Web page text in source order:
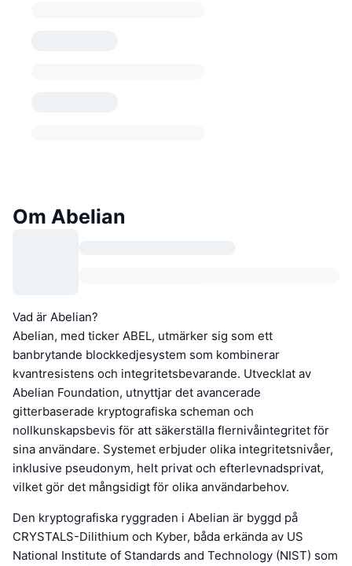
Om Abelian
Vad är Abelian?
Abelian, med ticker ABEL, utmärker sig som ett
banbrytande blockkedjesystem som kombinerar
kvantresistens och integritetsbevarande. Utvecklat av
Abelian Foundation, utnyttjar det avancerade
gitterbaserade kryptografiska scheman och
nollkunskapsbevis för att säkerställa flernivåintegritet för
sina användare. Systemet erbjuder olika integritetsnivåer,
inklusive pseudonym, helt privat och efterlevnadsprivat,
vilket gör det mångsidigt för olika användarbehov.
Den kryptografiska ryggraden i Abelian är byggd på
CRYSTALS-Dilithium och Kyber, båda erkända av US
National Institute of Standards and Technology (NIST) som